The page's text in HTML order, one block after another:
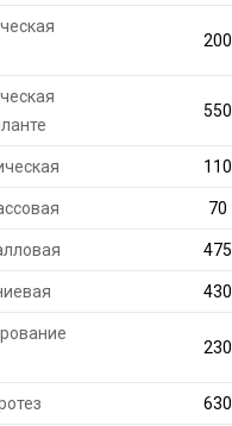
200
550
110
70
475
430
230
630